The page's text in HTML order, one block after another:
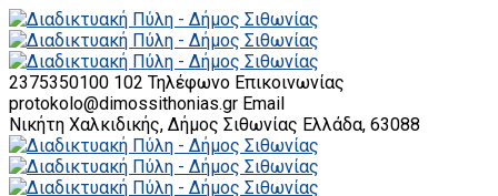
2375350100 102 Τηλέφωνο Επικοινωνίας
protokolo@dimossithonias.gr Email
Νικήτη Χαλκιδικής, Δήμος Σιθωνίας Ελλάδα, 63088